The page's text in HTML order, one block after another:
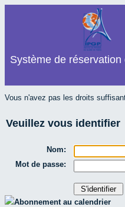
Système de réservation
Vous n'avez pas les droits
Veuillez vous identifier
Nom:
Mot de passe:
Abonnement au calendrier